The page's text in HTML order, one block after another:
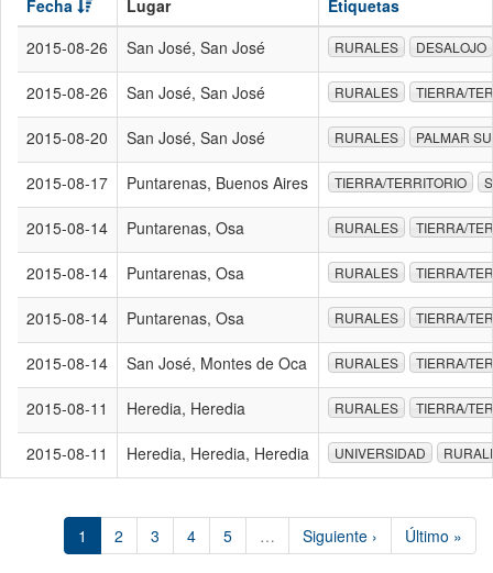
Fecha Lugar
Etiquetas
2015-08-26
San José, San José RURALES DESALOJO
2015-08-26 San José, San José RURALES TIERRA/
2015-08-20 San José, San José RURALES PALMAR
2015-08-17 Puntarenas, Buenos Aires TIERRA/TERRITORIO
2015-08-14 Puntarenas, Osa RURALES TIERRA/
2015-08-14 Puntarenas, Osa RURALES TIERRA/
2015-08-14 Puntarenas, Osa RURALES TIERRA/
2015-08-14 San José, Montes de Oca RURALES TIERRA/
2015-08-11 Heredia, Heredia RURALES TIERRA/
2015-08-11 Heredia, Heredia, Heredia UNIVERSIDAD
1 2 3 4 5 … Siguiente › Último »